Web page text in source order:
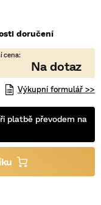
Výkupní formulář >>
platbě převodem na
doručení